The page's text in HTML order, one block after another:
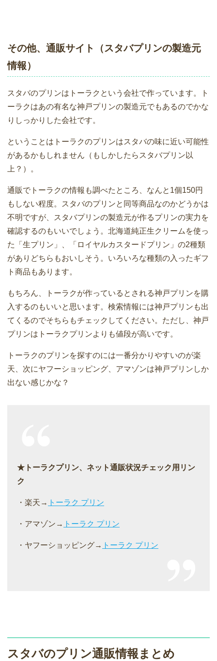
その他、通販サイト（スタバプリンの製造元
情報）
スタバのプリンはトーラクという会社で作っています。ト
ーラクはあの有名な神戸プリンの製造元でもあるのでかな
りしっかりした会社です。
ということはトーラクのプリンはスタバの味に近い可能性
があるかもしれません（もしかしたらスタバプリン以
上？）。
通販でトーラクの情報も調べたところ、なんと1個150円
もしない程度。スタバのプリンと同等商品なのかどうかは
不明ですが、スタバプリンの製造元が作るプリンの実力を
確認するのもいいでしょう。北海道純正生クリームを使っ
た「生プリン」、「ロイヤルカスタードプリン」の2種類
がありどちらもおいしそう。いろいろな種類の入ったギフ
ト商品もあります。
もちろん、トーラクが作っているとされる神戸プリンを購
入するのもいいと思います。検索情報には神戸プリンも出
てくるのでそちらもチェックしてください。ただし、神戸
プリンはトーラクプリンよりも値段が高いです。
トーラクのプリンを探すのには一番分かりやすいのが楽
天、次にヤフーショッピング、アマゾンは神戸プリンしか
出ない感じかな？
★トーラクプリン、ネット通販状況チェック用リン
ク
・楽天→ トーラク プリン
・アマゾン→ トーラク プリン
・ヤフーショッピング→ トーラク プリン
スタバのプリン通販情報まとめ